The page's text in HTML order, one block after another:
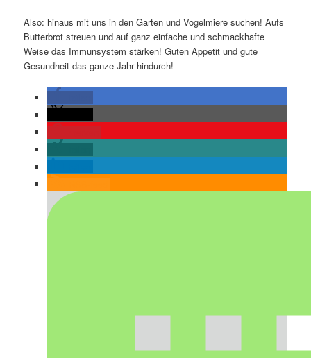
Also: hinaus mit uns in den Garten und Vogelmiere suchen! Aufs
Butterbrot streuen und auf ganz einfache und schmackhafte
Weise das Immunsystem stärken! Guten Appetit und gute
Gesundheit das ganze Jahr hindurch!